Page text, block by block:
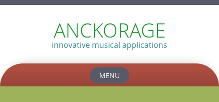
ANCKORAGE
innovative musical applications
MENU